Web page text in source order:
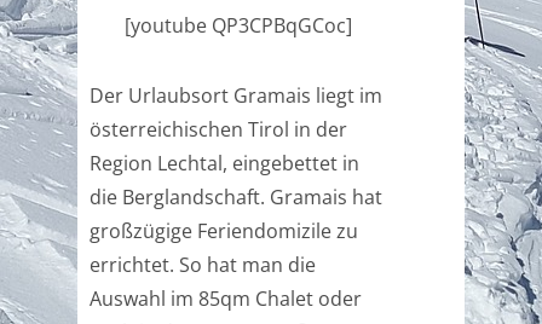
[youtube QP3CPBqGCoc]
Der Urlaubsort Gramais liegt im
österreichischen Tirol in der
Region Lechtal, eingebettet in
die Berglandschaft. Gramais hat
großzügige Feriendomizile zu
errichtet. So hat man die
Auswahl im 85qm Chalet oder